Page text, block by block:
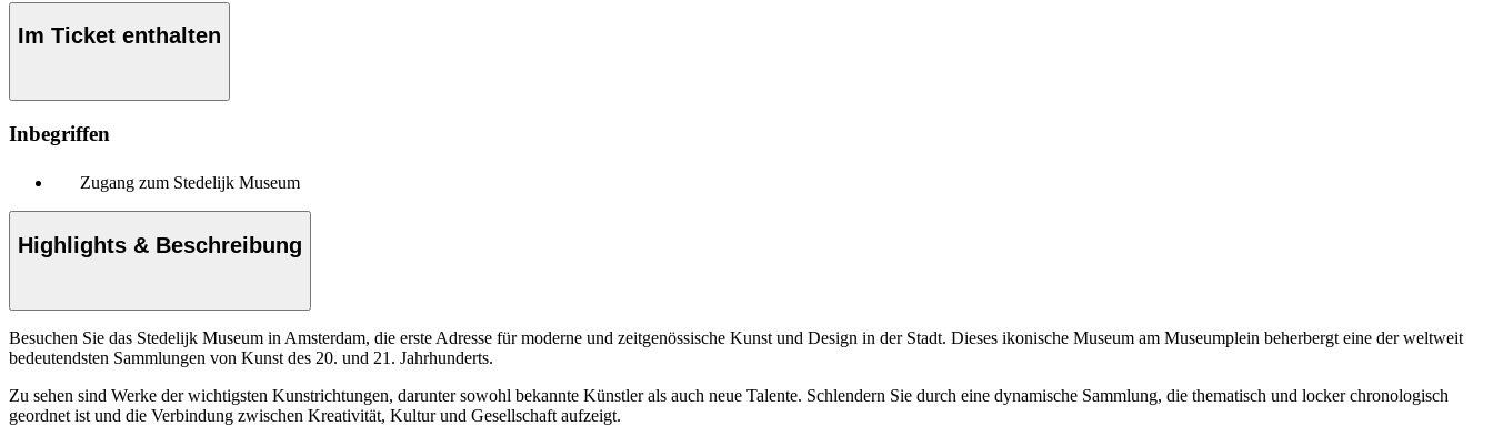
Im Ticket enthalten
Inbegriffen
Zugang zum Stedelijk Museum
Highlights & Beschreibung
Besuchen Sie das Stedelijk Museum in Amsterdam, die erste Adresse für moderne und zeitgenössische Kunst und Design in der Stadt. Dieses ikonische Museum am Museumplein beherbergt eine der weltweit
bedeutendsten Sammlungen von Kunst des 20. und 21. Jahrhunderts.
Zu sehen sind Werke der wichtigsten Kunstrichtungen, darunter sowohl bekannte Künstler als auch neue Talente. Schlendern Sie durch eine dynamische Sammlung, die thematisch und locker chronologisch
geordnet ist und die Verbindung zwischen Kreativität, Kultur und Gesellschaft aufzeigt.